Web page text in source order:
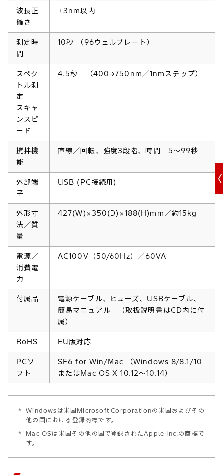
波長正
確さ
±3nm以内
測定時
間
10秒 （96ウェルプレート）
スペク
トル測
定
スキャ
ンスピ
ード
4.5秒 （400→750nm／1nmステップ）
撹拌機
能
直線／回転、強度3段階、時間 5～99秒
外部端
子
USB (PC接続用)
外形寸
法／質
量
427(W)×350(D)×188(H)mm／約15kg
電源／
消費電
力
AC100V（50/60Hz）／60VA
付属品
電源ケーブル、ヒューズ、USBケーブル、
簡易マニュアル （取扱説明書はCD内に付
属）
RoHS EU版対応
PCソ
フト
SF6 for Win/Mac （Windows 8/8.1/10
またはMac OS X 10.12～10.14）
*
Windowsは米国Microsoft Corporationの米国およびその
他の国における登録商標です。
*
Mac OSは米国その他の国で登録されたApple Inc.の商標で
す。